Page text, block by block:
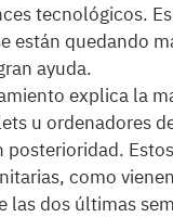
tecnológicos.
están quedando
ayuda.
explica la
u ordenadores
como
dos últimas